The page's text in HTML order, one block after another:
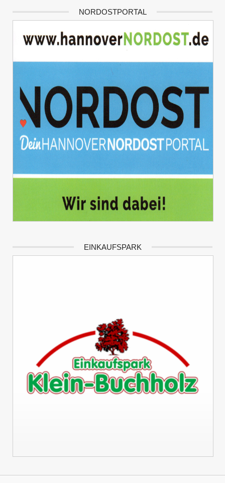
NORDOSTPORTAL
EINKAUFSPARK